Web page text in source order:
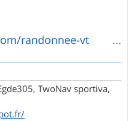
randonnee-vt ...
TwoNav sportiva,